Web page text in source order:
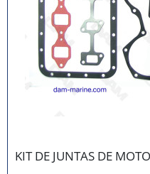
KIT DE JUNTAS DE